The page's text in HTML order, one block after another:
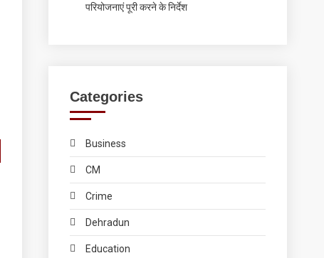
परियोजनाएं पूरी करने के निर्देश
Categories
Business
CM
Crime
Dehradun
Education